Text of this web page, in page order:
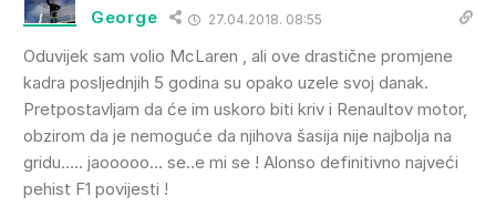
George 27.04.2018. 08:55
Oduvijek sam volio McLaren , ali ove drastične promjene
kadra posljednjih 5 godina su opako uzele svoj danak.
Pretpostavljam da će im uskoro biti kriv i Renaultov motor,
obzirom da je nemoguće da njihova šasija nije najbolja na
gridu….. jaooooo… se..e mi se ! Alonso definitivno najveći
pehist F1 povijesti !